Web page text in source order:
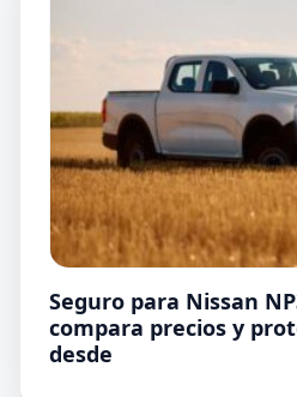
Seguro para Nissan
compara precios y
desde